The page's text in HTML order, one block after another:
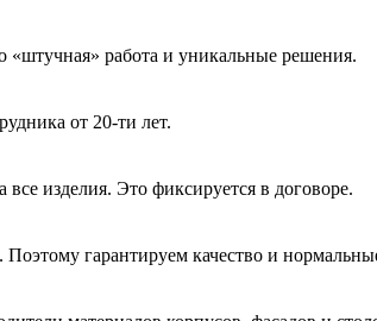
«штучная» работа и уникальные решения.
от 20-ти лет.
изделия. Это фиксируется в договоре.
гарантируем качество и